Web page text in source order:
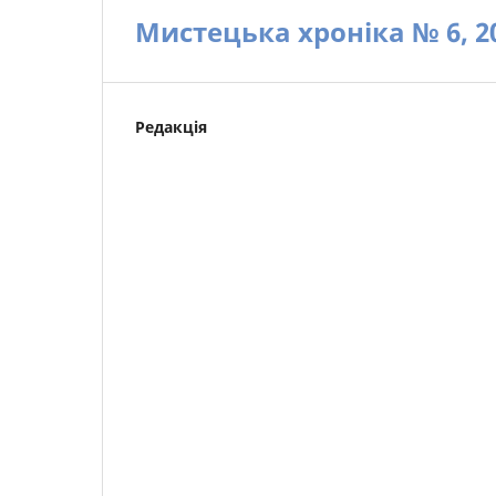
Мистецька хроніка № 6,
Редакція